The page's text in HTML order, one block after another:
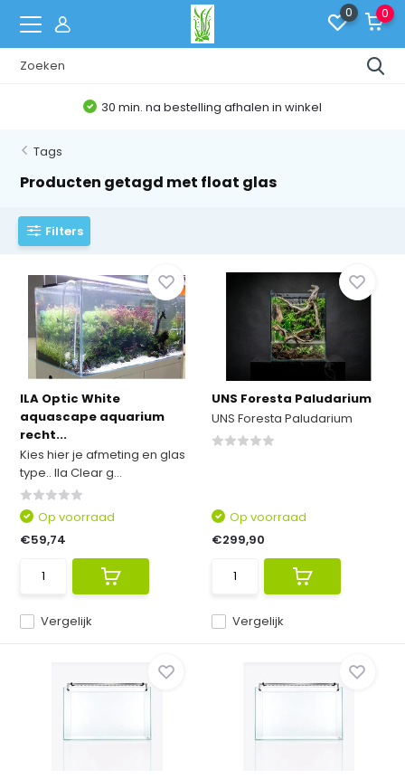
0 0
Belgische Webshop
Tags
Producten getagd met float glas
Filters
ILA Optic White
aquascape aquarium
recht...
Kies hier je afmeting en glas
type.. Ila Clear g...
Vergelijk
Op voorraad
€59,74
UNS Foresta Paludarium
UNS Foresta Paludarium
Vergelijk
Op voorraad
€299,90